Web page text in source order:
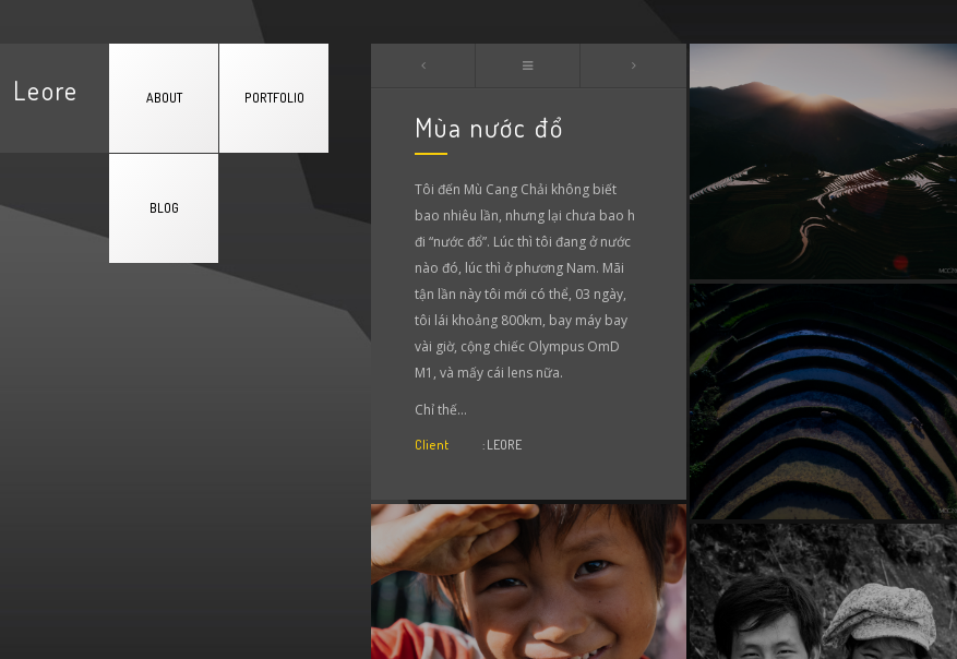
Leore ABOUT PORTFOLIO
BLOG
Mùa nước đổ
Tôi đến Mù Cang Chải không biết
bao nhiêu lần, nhưng lại chưa bao h
đi “nước đổ”. Lúc thì tôi đang ở nước
nào đó, lúc thì ở phương Nam. Mãi
tận lần này tôi mới có thể, 03 ngày,
tôi lái khoảng 800km, bay máy bay
vài giờ, cộng chiếc Olympus OmD
M1, và mấy cái lens nữa.
Chỉ thế…
Client : LEORE